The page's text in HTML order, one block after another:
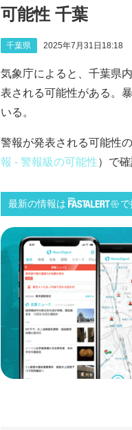
可能性 千葉
千葉県 2025年7月31日18:18
気象庁によると、千葉県
表される可能性がある。
いる。
警報が発表される可能性
報 - 警報級の可能性）で確
最新の情報は で